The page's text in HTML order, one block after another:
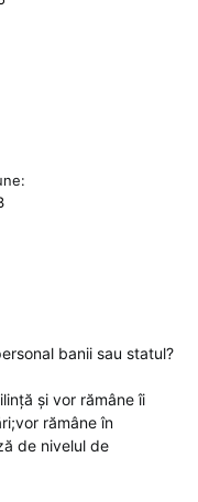
banii sau statul?
și vor rămâne îi
rămâne în
de nivelul de